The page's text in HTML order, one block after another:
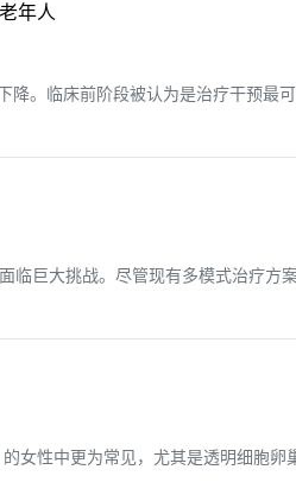
年人
。临床前阶段被认为是治疗干预最
临巨大挑战。尽管现有多模式治疗方
女性中更为常见，尤其是透明细胞